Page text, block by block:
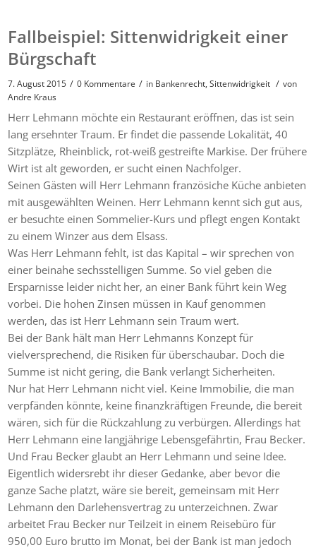
Fallbeispiel: Sittenwidrigkeit einer
Bürgschaft
7. August 2015 / 0 Kommentare / in Bankenrecht ,Sittenwidrigkeit / von
Andre Kraus
Herr Lehmann möchte ein Restaurant eröffnen, das ist sein
lang ersehnter Traum. Er findet die passende Lokalität, 40
Sitzplätze, Rheinblick, rot-weiß gestreifte Markise. Der frühere
Wirt ist alt geworden, er sucht einen Nachfolger.
Seinen Gästen will Herr Lehmann französiche Küche anbieten
mit ausgewählten Weinen. Herr Lehmann kennt sich gut aus,
er besuchte einen Sommelier-Kurs und pflegt engen Kontakt
zu einem Winzer aus dem Elsass.
Was Herr Lehmann fehlt, ist das Kapital – wir sprechen von
einer beinahe sechsstelligen Summe. So viel geben die
Ersparnisse leider nicht her, an einer Bank führt kein Weg
vorbei. Die hohen Zinsen müssen in Kauf genommen
werden, das ist Herr Lehmann sein Traum wert.
Bei der Bank hält man Herr Lehmanns Konzept für
vielversprechend, die Risiken für überschaubar. Doch die
Summe ist nicht gering, die Bank verlangt Sicherheiten.
Nur hat Herr Lehmann nicht viel. Keine Immobilie, die man
verpfänden könnte, keine finanzkräftigen Freunde, die bereit
wären, sich für die Rückzahlung zu verbürgen. Allerdings hat
Herr Lehmann eine langjährige Lebensgefährtin, Frau Becker.
Und Frau Becker glaubt an Herr Lehmann und seine Idee.
Eigentlich widersrebt ihr dieser Gedanke, aber bevor die
ganze Sache platzt, wäre sie bereit, gemeinsam mit Herr
Lehmann den Darlehensvertrag zu unterzeichnen. Zwar
arbeitet Frau Becker nur Teilzeit in einem Reisebüro für
950,00 Euro brutto im Monat, bei der Bank ist man jedoch